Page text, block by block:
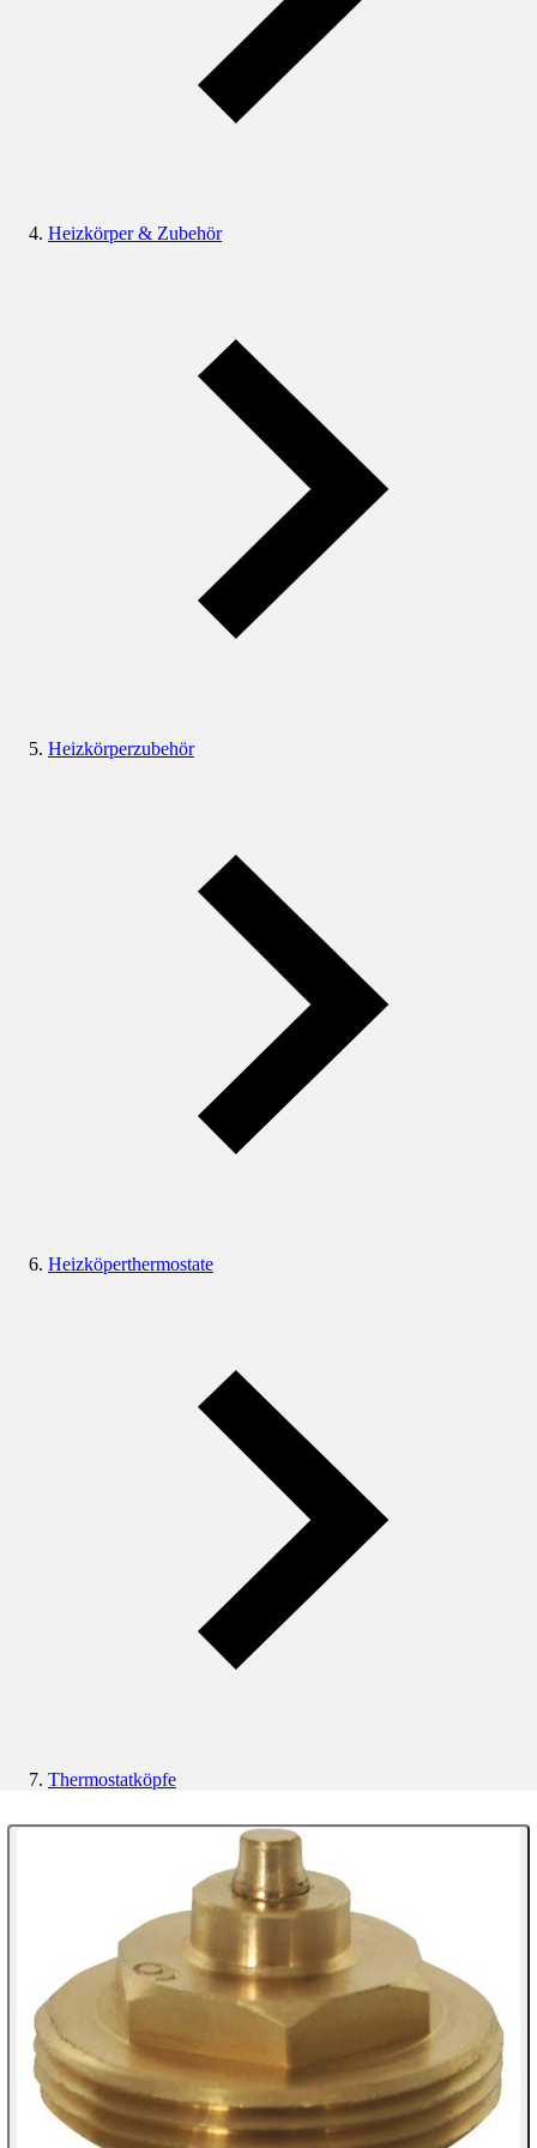
Heizkörper & Zubehör
Heizkörperzubehör
Heizköperthermostate
Thermostatköpfe